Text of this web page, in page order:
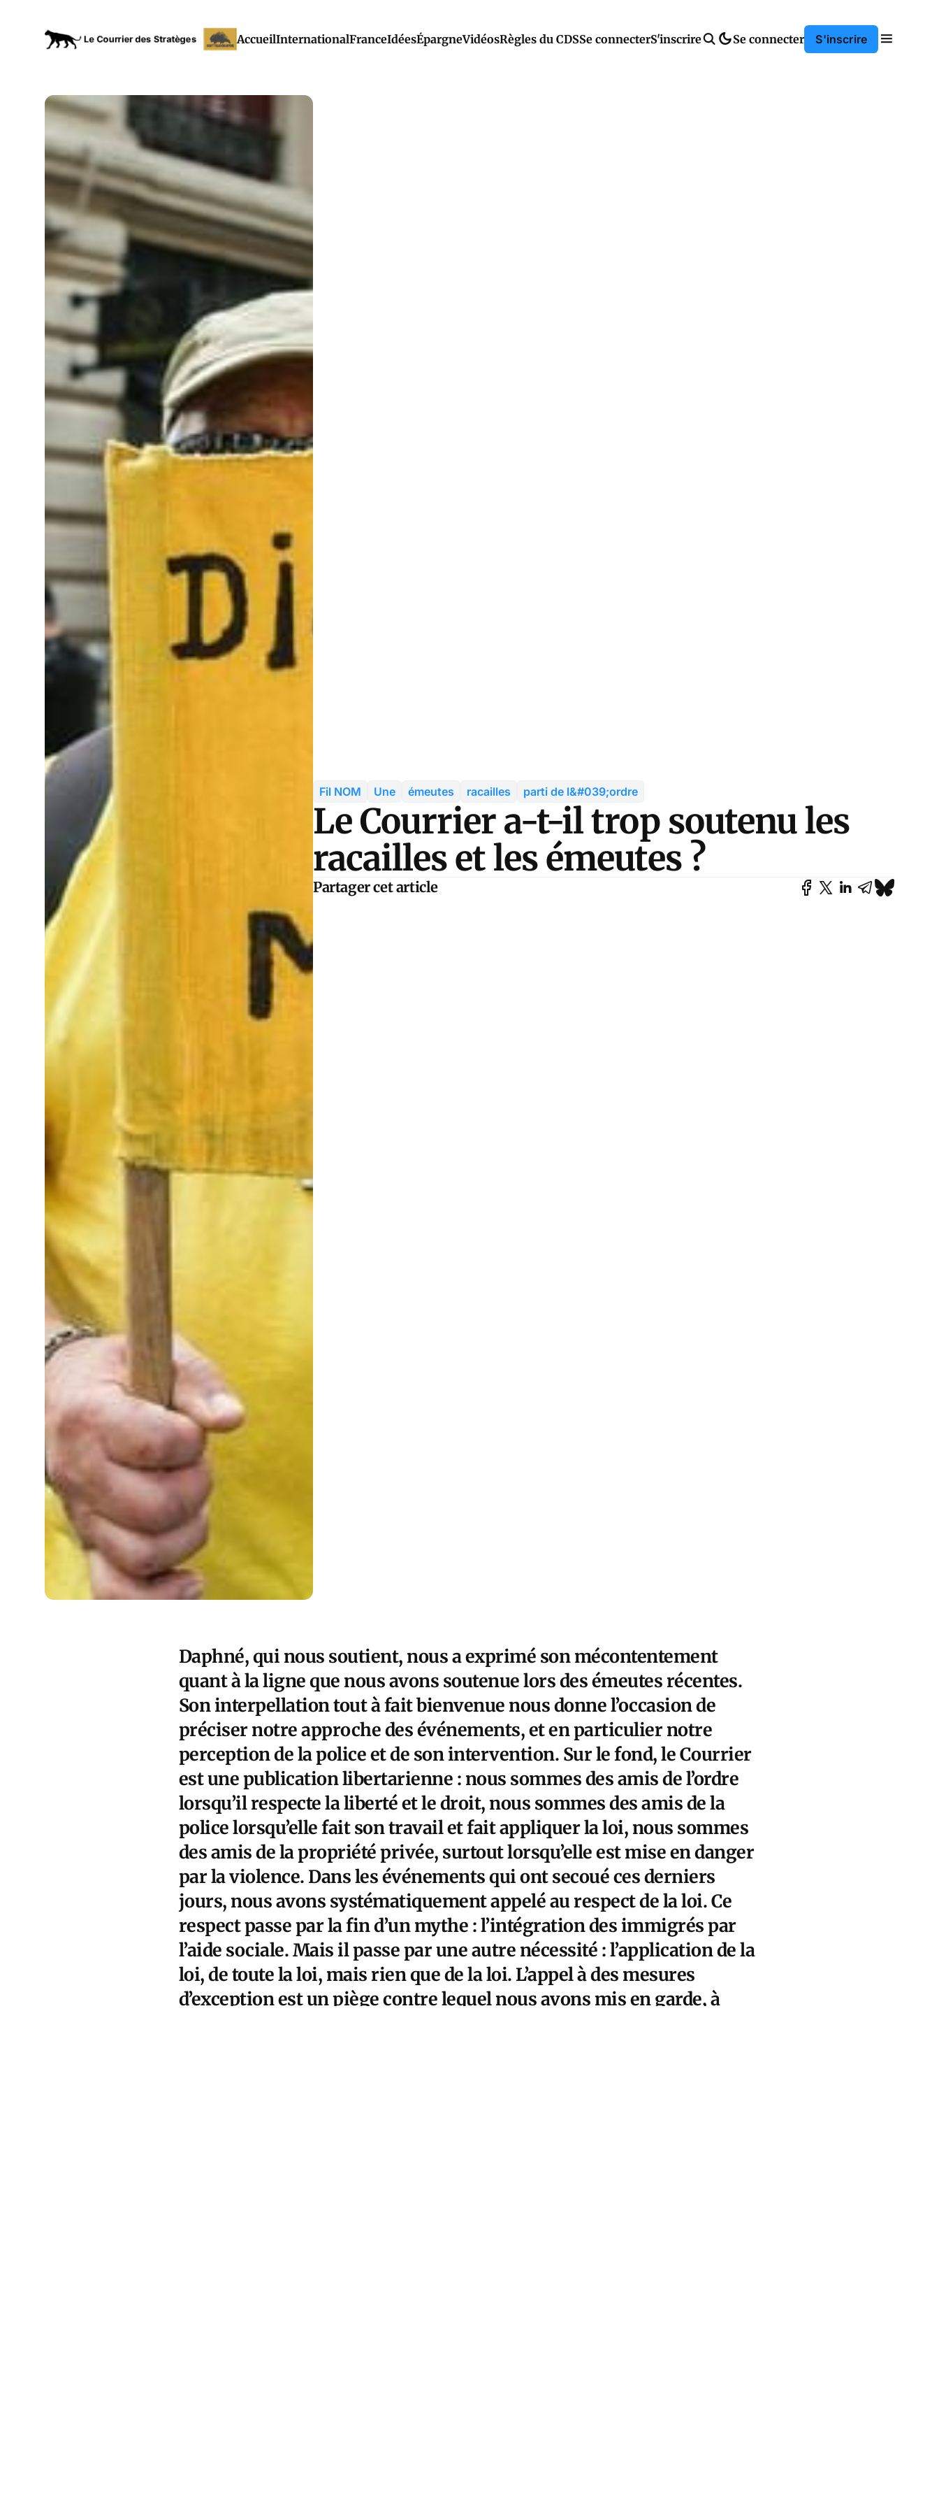
AccueilInternationalFranceIdéesÉpargneVidéosRègles du CDSSe connecterS'inscrire Se connecter S'inscrire
Fil NOM Une émeutes racailles parti de l&#039;ordre
Le Courrier a-t-il trop soutenu les
racailles et les émeutes ?
Partager cet article
Daphné, qui nous soutient, nous a exprimé son mécontentement
quant à la ligne que nous avons soutenue lors des émeutes récentes.
Son interpellation tout à fait bienvenue nous donne l’occasion de
préciser notre approche des événements, et en particulier notre
perception de la police et de son intervention. Sur le fond, le Courrier
est une publication libertarienne : nous sommes des amis de l’ordre
lorsqu’il respecte la liberté et le droit, nous sommes des amis de la
police lorsqu’elle fait son travail et fait appliquer la loi, nous sommes
des amis de la propriété privée, surtout lorsqu’elle est mise en danger
par la violence. Dans les événements qui ont secoué ces derniers
jours, nous avons systématiquement appelé au respect de la loi. Ce
respect passe par la fin d’un mythe : l’intégration des immigrés par
l’aide sociale. Mais il passe par une autre nécessité : l’application de la
loi, de toute la loi, mais rien que de la loi. L’appel à des mesures
d’exception est un piège contre lequel nous avons mis en garde, à